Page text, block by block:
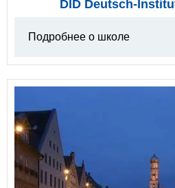
DID Deutsch-
Подробнее о школе